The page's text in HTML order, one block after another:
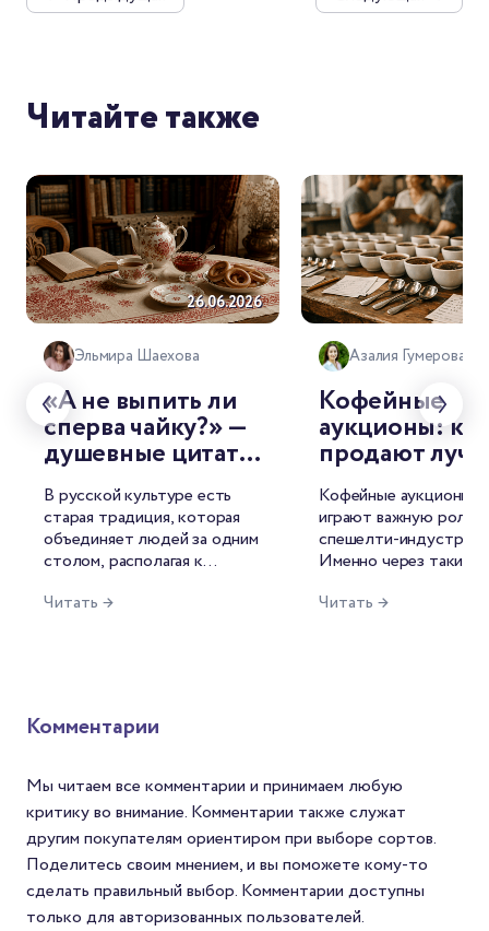
Читайте также
26.06.2026
Эльмира Шаехова
«А не выпить ли
сперва чайку?» —
душевные цитаты
о чае от
знаменитых
русских
писателей
В русской культуре есть
старая традиция, которая
объединяет людей за одним
столом, располагая к
называется она — чаепитие.
напиток нашёл отражение и
Читать →
Азалия Гумерова
Кофейные
аукционы: как
продают
лоты мира
Кофейные аукционы
играют важную роль в
спешелти-индустрии.
Именно через такие
рынок, формируются
уникальным вкусом. А
покупателей —
попробовать редкий
который редко
в массовой продаже.
Читать →
Комментарии
Мы читаем все комментарии и принимаем любую
критику во внимание. Комментарии также служат
другим покупателям ориентиром при выборе сортов.
Поделитесь своим мнением, и вы поможете кому-то
сделать правильный выбор. Комментарии доступны
только для авторизованных пользователей.